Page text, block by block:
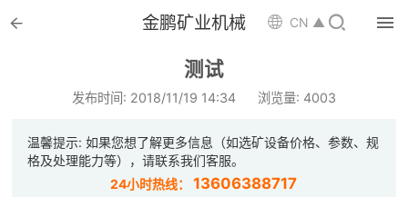
 金鹏矿业机械 CN ▲ 
测试
发布时间: 2018/11/19 14:34 浏览量: 4003
温馨提示: 如果您想了解更多信息（如选矿设备价格、参数、规
格及处理能力等），请联系我们客服。
24小时热线：13606388717
 选矿设备
 配件耗材
